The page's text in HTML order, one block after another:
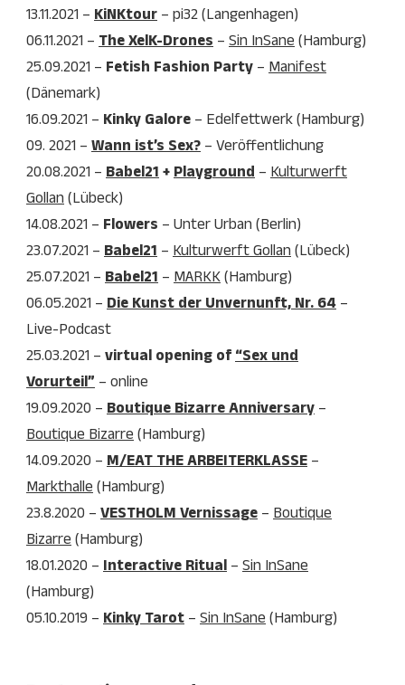
13.11.2021 –KiNKtour– pi32 (Langenhagen)
06.11.2021 –The XelK-Drones–Sin InSane(Hamburg)
25.09.2021 – Fetish Fashion Party–Manifest
(Dänemark)
16.09.2021 – Kinky Galore– Edelfettwerk (Hamburg)
09. 2021 –Wann ist’s Sex?– Veröffentlichung
20.08.2021 –Babel21+Playground–Kulturwerft
Gollan(Lübeck)
14.08.2021 – Flowers – Unter Urban (Berlin)
23.07.2021 –Babel21–Kulturwerft Gollan(Lübeck)
25.07.2021 –Babel21–MARKK(Hamburg)
06.05.2021 –Die Kunst der Unvernunft, Nr. 64–
Live-Podcast
25.03.2021 –virtual opening of“Sex und
Vorurteil”– online
19.09.2020 –Boutique Bizarre Anniversary–
Boutique Bizarre(Hamburg)
14.09.2020 –M/EAT THE ARBEITERKLASSE–
Markthalle(Hamburg)
23.8.2020 –VESTHOLMVernissage–Boutique
Bizarre(Hamburg)
18.01.2020 –Interactive Ritual–Sin InSane
(Hamburg)
05.10.2019 –Kinky Tarot–Sin InSane(Hamburg)